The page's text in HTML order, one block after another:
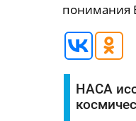
понимания
НАСА